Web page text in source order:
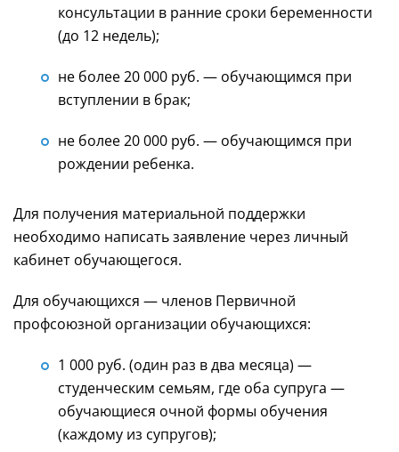
консультации в ранние сроки беременности
(до 12 недель);
не более 20 000 руб. — обучающимся при
вступлении в брак;
не более 20 000 руб. — обучающимся при
рождении ребенка.
Для получения материальной поддержки
необходимо написать заявление через личный
кабинет обучающегося.
Для обучающихся — членов Первичной
профсоюзной организации обучающихся:
1 000 руб. (один раз в два месяца) —
студенческим семьям, где оба супруга —
обучающиеся очной формы обучения
(каждому из супругов);